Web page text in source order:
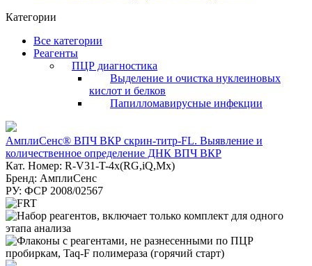
Категории
Все категории
Реагенты
ПЦР диагностика
Выделение и очистка нуклеиновых
кислот и белков
Папилломавирусные инфекции
АмплиСенс® ВПЧ ВКР скрин-титр-FL. Выявление и
количественное определение ДНК ВПЧ ВКР
Кат. Номер: R-V31-T-4x(RG,iQ,Mx)
Бренд: АмплиСенс
РУ: ФСР 2008/02567